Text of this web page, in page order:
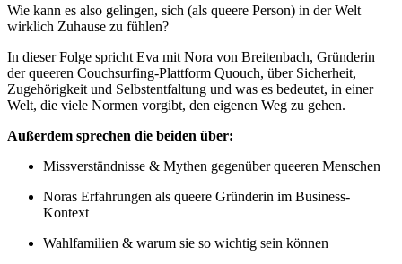
Wie kann es also gelingen, sich (als queere Person) in der Welt
wirklich Zuhause zu fühlen?
In dieser Folge spricht Eva mit Nora von Breitenbach, Gründerin
der queeren Couchsurfing-Plattform Quouch, über Sicherheit,
Zugehörigkeit und Selbstentfaltung und was es bedeutet, in einer
Welt, die viele Normen vorgibt, den eigenen Weg zu gehen.
Außerdem sprechen die beiden über:
Missverständnisse & Mythen gegenüber queeren Menschen
Noras Erfahrungen als queere Gründerin im Business-
Kontext
Wahlfamilien & warum sie so wichtig sein können